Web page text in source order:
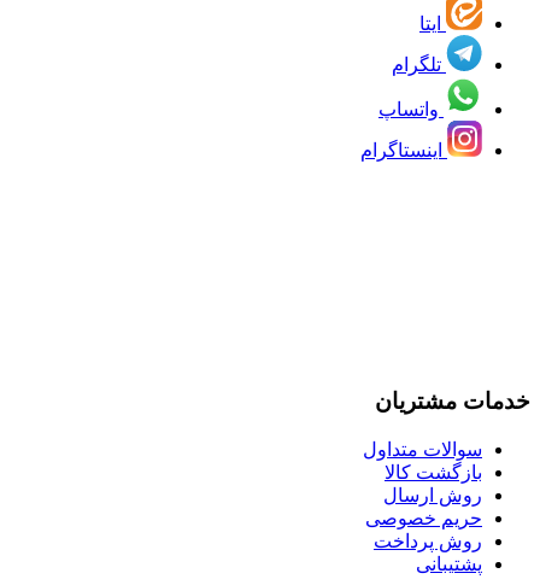
ایتا
تلگرام
واتساپ
اینستاگرام
خدمات مشتریان
سوالات متداول
بازگشت کالا
روش ارسال
حریم خصوصی
روش پرداخت
پشتیبانی